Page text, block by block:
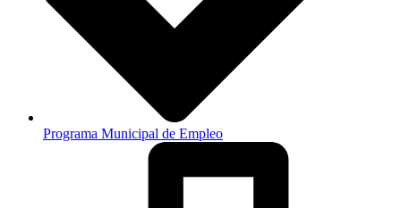
Programa Municipal de Empleo